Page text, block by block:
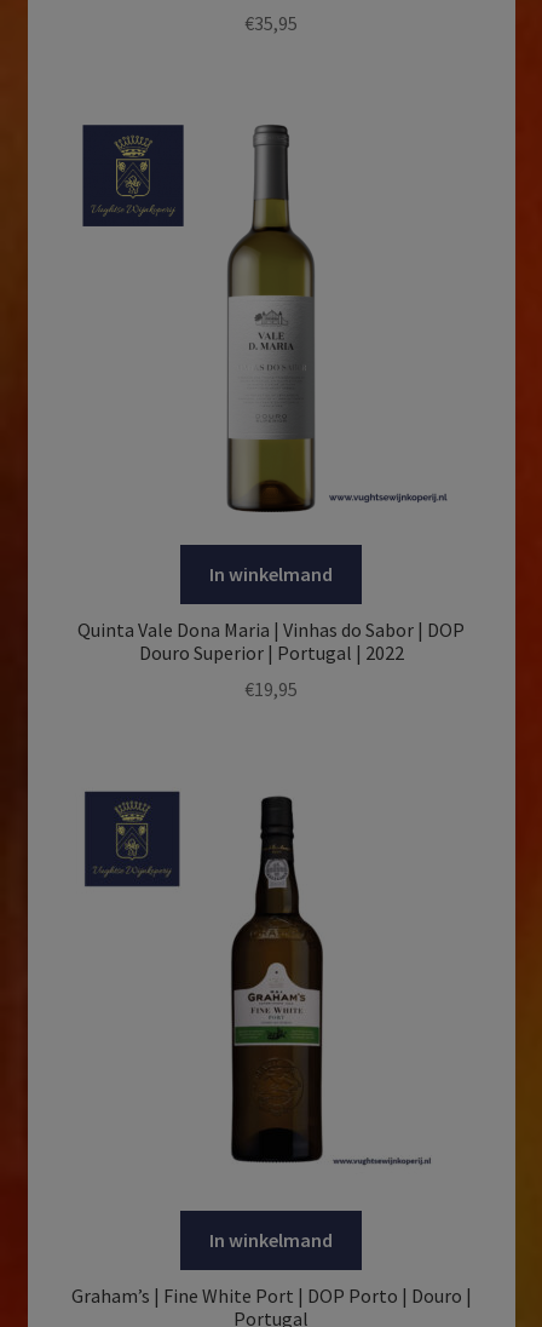
€35,95
In winkelmand
Quinta Vale Dona Maria | Vinhas do Sabor | DOP
Douro Superior | Portugal | 2022
€19,95
In winkelmand
Graham’s | Fine White Port | DOP Porto | Douro |
Portugal